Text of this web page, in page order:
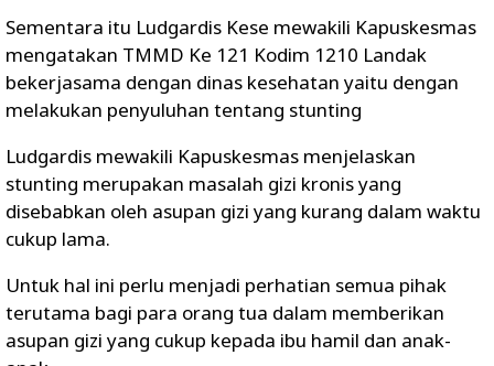
Sementara itu Ludgardis Kese mewakili Kapuskesmas
mengatakan TMMD Ke 121 Kodim 1210 Landak
bekerjasama dengan dinas kesehatan yaitu dengan
melakukan penyuluhan tentang stunting
Ludgardis mewakili Kapuskesmas menjelaskan
stunting merupakan masalah gizi kronis yang
disebabkan oleh asupan gizi yang kurang dalam waktu
cukup lama.
Untuk hal ini perlu menjadi perhatian semua pihak
terutama bagi para orang tua dalam memberikan
asupan gizi yang cukup kepada ibu hamil dan anak-